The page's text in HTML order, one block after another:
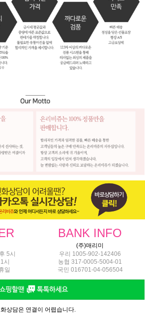
BANK INFO
(주)매리미
5시
시
일
우리 1005-902-142406
농협 317-0005-5004-01
국민 016701-04-056504
상담은 연결이 어렵습니다.